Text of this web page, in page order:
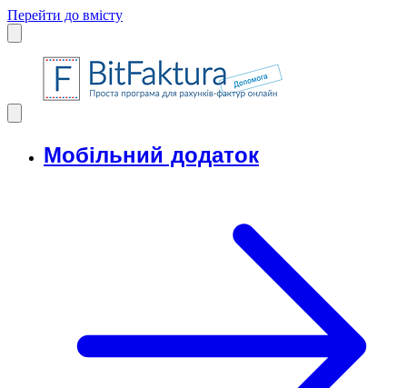
Перейти до вмісту
Мобільний додаток